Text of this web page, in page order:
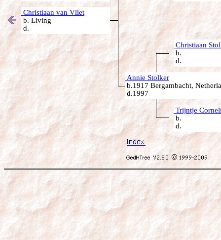
Christiaan van Vliet
b. Living
d.
Christiaan
b.
d.
Annie Stolker
b.1917 Bergambacht,
d.1997
Trijntje
b.
d.